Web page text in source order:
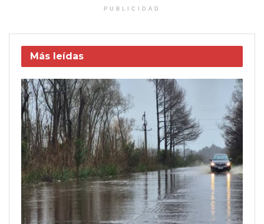
PUBLICIDAD
Más leídas